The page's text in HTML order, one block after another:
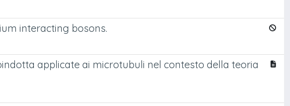
interacting bosons.
applicate ai microtubuli nel contesto della teoria